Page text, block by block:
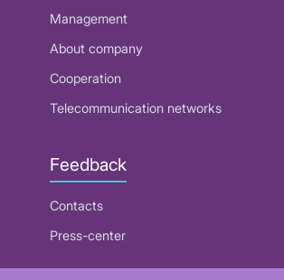
Management
About company
Cooperation
Telecommunication networks
Feedback
Contacts
Press-center